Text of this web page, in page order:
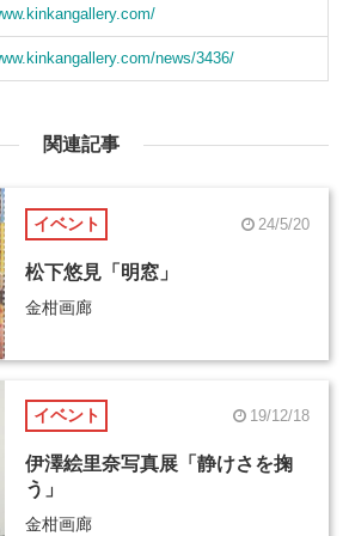
news/3436/
関連記事
イベント 24/5/20
松下悠見「明窓」
金柑画廊
イベント 19/12/18
伊澤絵里奈写真展「静けさを掬
う」
金柑画廊